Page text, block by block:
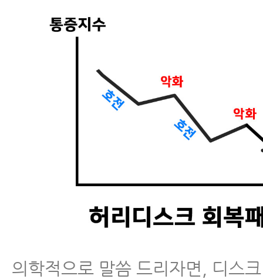
근육파열
디스크 내장증
의학적으로 말씀 드리자면, 디스